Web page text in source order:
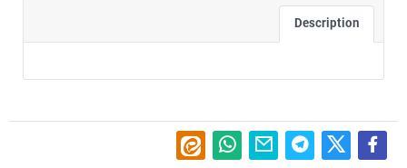
Description